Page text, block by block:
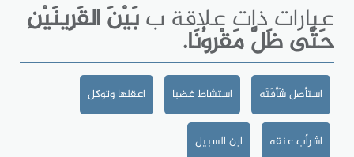
عبارات ذات علاقة ببَيْنَ القَرِينَيْنِ
حَتَّى ظَلَّ مَقْروُنَا.
استأصل شَأْفَتَه استشاط غضبا اعقلها وتوكل
اشرأب عنقه ابن السبيل